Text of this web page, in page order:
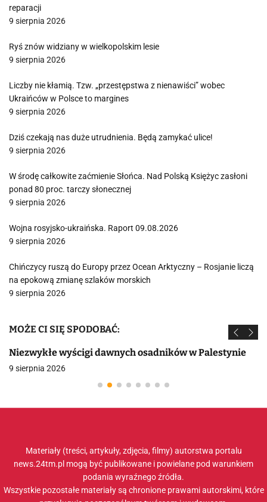
reparacji
9 sierpnia 2026
Ryś znów widziany w wielkopolskim lesie
9 sierpnia 2026
Liczby nie kłamią. Tzw. „przestępstwa z nienawiści” wobec
Ukraińców w Polsce to margines
9 sierpnia 2026
Dziś czekają nas duże utrudnienia. Będą zamykać ulice!
9 sierpnia 2026
W środę całkowite zaćmienie Słońca. Nad Polską Księżyc zasłoni
ponad 80 proc. tarczy słonecznej
9 sierpnia 2026
Wojna rosyjsko-ukraińska. Raport 09.08.2026
9 sierpnia 2026
Chińczycy ruszą do Europy przez Ocean Arktyczny – Rosjanie liczą
na epokową zmianę szlaków morskich
9 sierpnia 2026
MOŻE CI SIĘ SPODOBAĆ:
Niezwykłe wyścigi dawnych osadników w Palestynie
9 sierpnia 2026
Materiały (treści, artykuły, zdjęcia, filmy) autorstwa portalu
news.24tm.pl mogą być publikowane i powielane pod warunkiem
podania wyraźnego źródła.
Wszystkie pozostałe materiały są chronione prawami autorskimi, które